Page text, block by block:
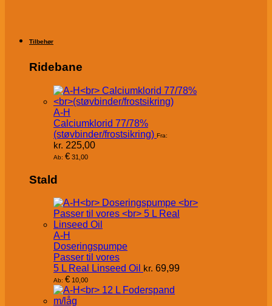
Tilbehør
Ridebane
A-H
Calciumklorid 77/78%
(støvbinder/frostsikring) Fra:
kr. 225,00
Ab: € 31,00
Stald
A-H
Doseringspumpe
Passer til vores
5 L Real Linseed Oil kr. 69,99
Ab: € 10,00